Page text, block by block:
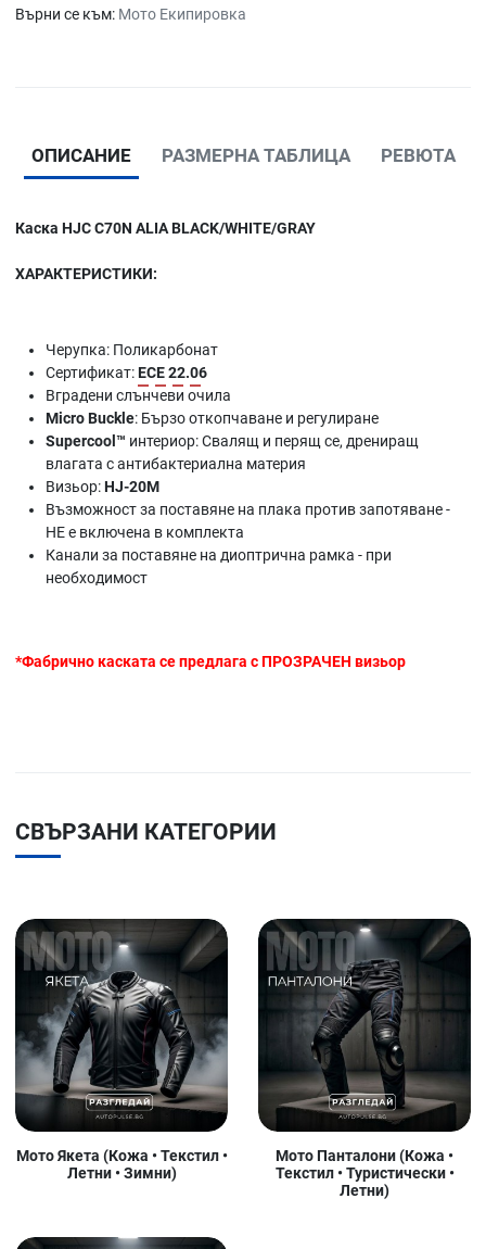
Върни се към: Мото Екипировка
ОПИСАНИЕ РАЗМЕРНА ТАБЛИЦА РЕВЮТА
Каска HJC C70N ALIA BLACK/WHITE/GRAY
ХАРАКТЕРИСТИКИ:
Черупка: Поликарбонат
Сертификат:ECE 22.06
Вградени слънчеви очила
Micro Buckle: Бързо откопчаване и регулиране
Supercool™ интериор: Свалящ и перящ се, дрениращ
влагата с антибактериална материя
Визьор:HJ-20M
Възможност за поставяне на плака против запотяване -
НЕ е включена в комплекта
Канали за поставяне на диоптрична рамка - при
необходимост
*Фабрично каската се предлага с ПРОЗРАЧЕН визьор
СВЪРЗАНИ КАТЕГОРИИ
Мото Якета (Кожа • Текстил •
Летни • Зимни)
Мото Панталони (Кожа •
Текстил • Туристически •
Летни)